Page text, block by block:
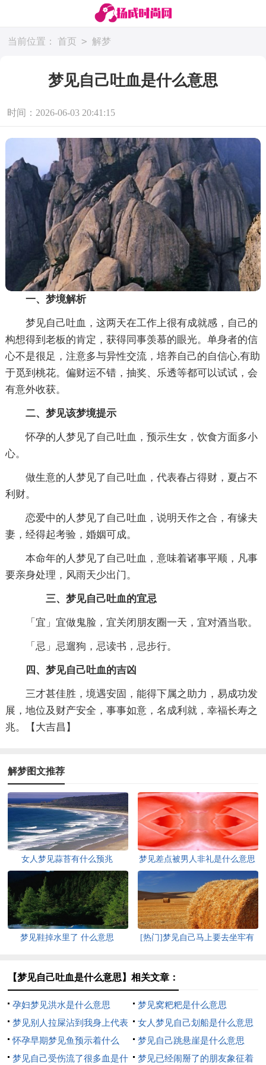
当前位置： 首页 > 解梦
梦见自己吐血是什么意思
时间：2026-06-03 20:41:15
一、梦境解析
梦见自己吐血，这两天在工作上很有成就感，自己的
构想得到老板的肯定，获得同事羡慕的眼光。单身者的信
心不是很足，注意多与异性交流，培养自己的自信心,有助
于觅到桃花。偏财运不错，抽奖、乐透等都可以试试，会
有意外收获。
二、梦见该梦境提示
怀孕的人梦见了自己吐血，预示生女，饮食方面多小
心。
做生意的人梦见了自己吐血，代表春占得财，夏占不
利财。
恋爱中的人梦见了自己吐血，说明天作之合，有缘夫
妻，经得起考验，婚姻可成。
本命年的人梦见了自己吐血，意味着诸事平顺，凡事
要亲身处理，风雨天少出门。
三、梦见自己吐血的宜忌
「宜」宜做鬼脸，宜关闭朋友圈一天，宜对酒当歌。
「忌」忌遛狗，忌读书，忌步行。
四、梦见自己吐血的吉凶
三才甚佳胜，境遇安固，能得下属之助力，易成功发
展，地位及财产安全，事事如意，名成利就，幸福长寿之
兆。【大吉昌】
解梦图文推荐
女人梦见蒜苔有什么预兆 梦见差点被男人非礼是什么意思
梦见鞋掉水里了 什么意思
[热门]梦见自己马上要去坐牢有
【梦见自己吐血是什么意思】相关文章：
孕妇梦见洪水是什么意思
梦见窝粑粑是什么意思
梦见别人拉屎沾到我身上代表
什么
女人梦见自己划船是什么意思
怀孕早期梦见鱼预示着什么
梦见自己跳悬崖是什么意思
梦见自己受伤流了很多血是什
梦见已经闹掰了的朋友象征着